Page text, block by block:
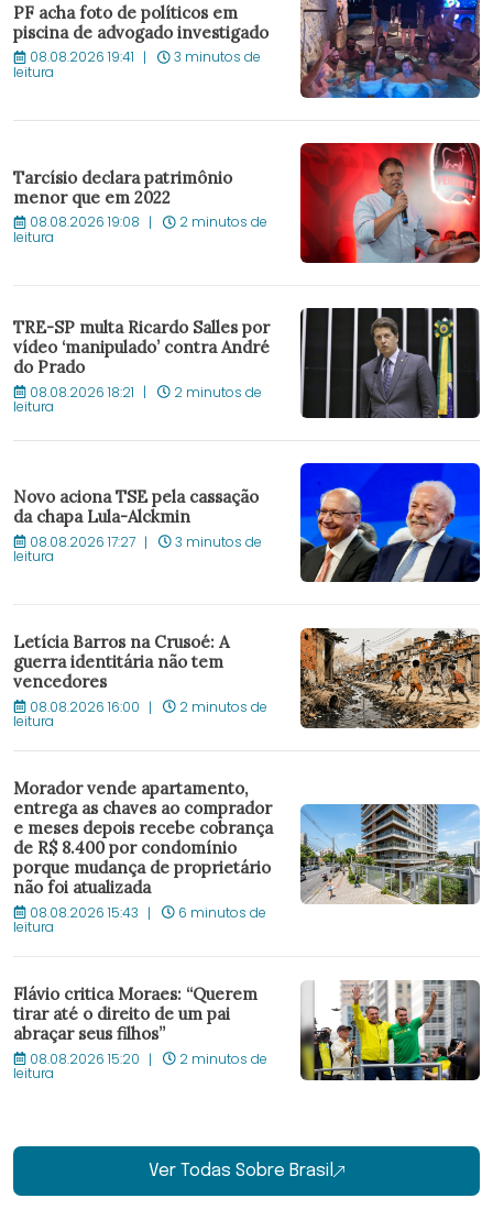
PF acha foto de políticos em
piscina de advogado investigado
08.08.2026 19:41 3 minutos de
leitura
Tarcísio declara patrimônio
menor que em 2022
08.08.2026 19:08 2 minutos de
leitura
TRE-SP multa Ricardo Salles por
vídeo ‘manipulado’ contra André
do Prado
08.08.2026 18:21 2 minutos de
leitura
Novo aciona TSE pela cassação
da chapa Lula-Alckmin
08.08.2026 17:27 3 minutos de
leitura
Letícia Barros na Crusoé: A
guerra identitária não tem
vencedores
08.08.2026 16:00 2 minutos de
leitura
Morador vende apartamento,
entrega as chaves ao comprador
e meses depois recebe cobrança
de R$ 8.400 por condomínio
porque mudança de proprietário
não foi atualizada
08.08.2026 15:43 6 minutos de
leitura
Flávio critica Moraes: “Querem
tirar até o direito de um pai
abraçar seus filhos”
08.08.2026 15:20 2 minutos de
leitura
Ver Todas Sobre Brasil